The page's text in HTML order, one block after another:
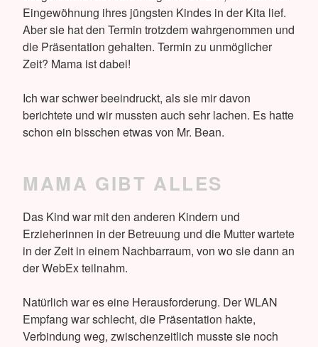
Eingewöhnung ihres jüngsten Kindes in der Kita lief.
Aber sie hat den Termin trotzdem wahrgenommen und
die Präsentation gehalten. Termin zu unmöglicher
Zeit? Mama ist dabei!
Ich war schwer beeindruckt, als sie mir davon
berichtete und wir mussten auch sehr lachen. Es hatte
schon ein bisschen etwas von Mr. Bean.
MAMA GIBT ALLES
Das Kind war mit den anderen Kindern und
Erzieherinnen in der Betreuung und die Mutter wartete
in der Zeit in einem Nachbarraum, von wo sie dann an
der WebEx teilnahm.
Natürlich war es eine Herausforderung. Der WLAN
Empfang war schlecht, die Präsentation hakte,
Verbindung weg, zwischenzeitlich musste sie noch